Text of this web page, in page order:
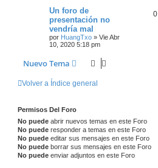
Un foro de
presentación no
vendría mal
por HuangTxo » Vie Abr
10, 2020 5:18 pm
0
Nuevo Tema
Volver a Índice general
Permisos Del Foro
No puede abrir nuevos temas en este Foro
No puede responder a temas en este Foro
No puede editar sus mensajes en este Foro
No puede borrar sus mensajes en este Foro
No puede enviar adjuntos en este Foro